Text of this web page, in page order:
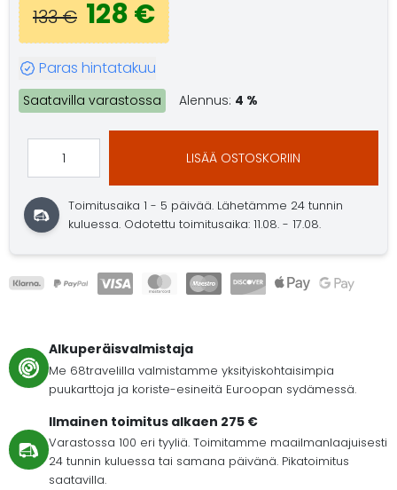
133 € 128 €
Paras hintatakuu
Saatavilla varastossa Alennus: 4 %
LISÄÄ OSTOSKORIIN
Toimitusaika 1 - 5 päivää. Lähetämme 24 tunnin
kuluessa. Odotettu toimitusaika: 11.08. - 17.08.
Alkuperäisvalmistaja
Me 68travelilla valmistamme yksityiskohtaisimpia
puukarttoja ja koriste-esineitä Euroopan sydämessä.
Ilmainen toimitus alkaen 275 €
Varastossa 100 eri tyyliä. Toimitamme maailmanlaajuisesti
24 tunnin kuluessa tai samana päivänä. Pikatoimitus
saatavilla.